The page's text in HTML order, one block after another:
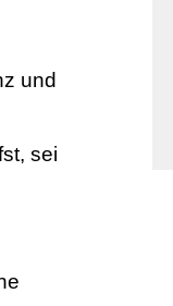
und
sei